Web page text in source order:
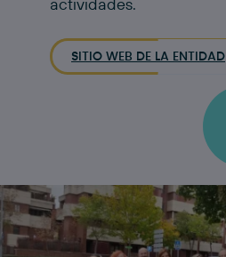
SITIO WEB DE LA ENTIDAD